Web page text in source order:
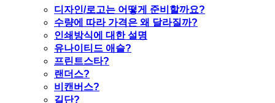
디자인/로고는 어떻게 준비할까요?
수량에 따라 가격은 왜 달라질까?
인쇄방식에 대한 설명
유나이티드 애슬?
프린트스타?
랜더스?
비캔버스?
길단?